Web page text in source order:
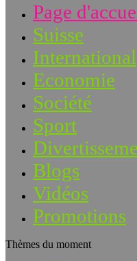
Page
Suisse
International
Economie
Société
Sport
Blogs
Vidéos
Promotions
Thèmes du moment